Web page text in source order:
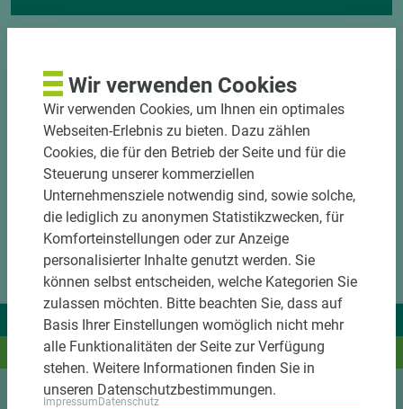
Wir liefern Ideen.
Und das passende Holz dazu.
Wir verwenden Cookies
Wir verwenden Cookies, um Ihnen ein optimales
Webseiten-Erlebnis zu bieten. Dazu zählen
Cookies, die für den Betrieb der Seite und für die
Steuerung unserer kommerziellen
Unternehmensziele notwendig sind, sowie solche,
die lediglich zu anonymen Statistikzwecken, für
Komforteinstellungen oder zur Anzeige
personalisierter Inhalte genutzt werden. Sie
können selbst entscheiden, welche Kategorien Sie
zulassen möchten. Bitte beachten Sie, dass auf
Basis Ihrer Einstellungen womöglich nicht mehr
alle Funktionalitäten der Seite zur Verfügung
stehen. Weitere Informationen finden Sie in
unseren Datenschutzbestimmungen.
Impressum Datenschutz